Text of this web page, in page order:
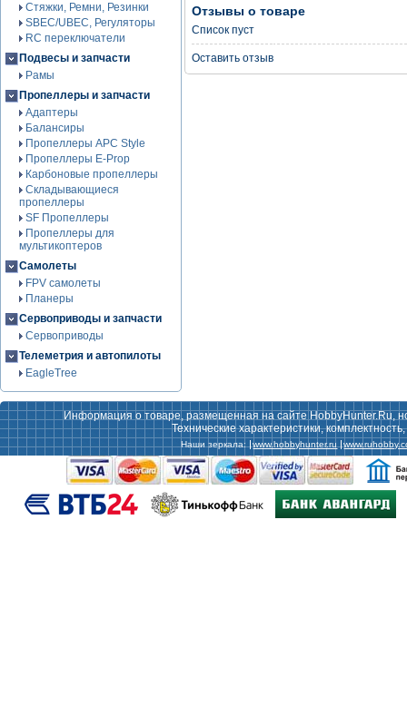
Стяжки, Ремни, Резинки
SBEC/UBEC, Регуляторы
RC переключатели
Подвесы и запчасти
Рамы
Пропеллеры и запчасти
Адаптеры
Балансиры
Пропеллеры APC Style
Пропеллеры E-Prop
Карбоновые пропеллеры
Складывающиеся
пропеллеры
SF Пропеллеры
Пропеллеры для
мультикоптеров
Самолеты
FPV самолеты
Планеры
Сервоприводы и запчасти
Сервоприводы
Телеметрия и автопилоты
EagleTree
Отзывы о товаре
Список пуст
Оставить отзыв
Информация о товаре, размещенная на сайте HobbyHunter.Ru,
Технические характеристики,
Наши зеркала: www.hobbyhunter.ru